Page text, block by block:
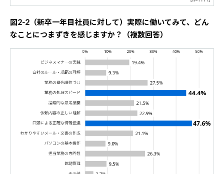
図2-2（新卒一年目社員に対して）実際に働いてみて、どん
なことにつまずきを感じますか？（複数回答）